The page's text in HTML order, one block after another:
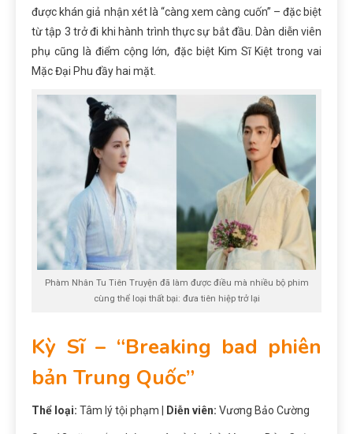
được khán giả nhận xét là “càng xem càng cuốn” – đặc biệt
từ tập 3 trở đi khi hành trình thực sự bắt đầu. Dàn diễn viên
phụ cũng là điểm cộng lớn, đặc biệt Kim Sĩ Kiệt trong vai
Mặc Đại Phu đầy hai mặt.
Phàm Nhân Tu Tiên Truyện đã làm được điều mà nhiều bộ phim
cùng thể loại thất bại: đưa tiên hiệp trở lại
Kỳ Sĩ – “Breaking bad phiên
bản Trung Quốc”
Thể loại: Tâm lý tội phạm | Diễn viên: Vương Bảo Cường